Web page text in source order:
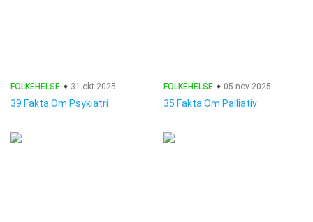
FOLKEHELSE 31 okt 2025
39 Fakta Om Psykiatri
FOLKEHELSE 05 nov 2025
35 Fakta Om Palliativ